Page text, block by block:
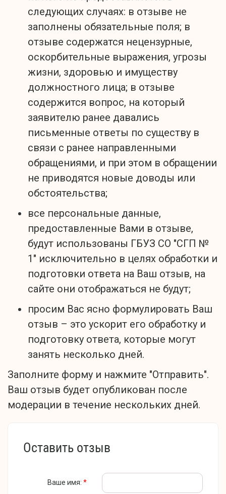
следующих случаях: в отзыве не
заполнены обязательные поля; в
отзыве содержатся нецензурные,
оскорбительные выражения, угрозы
жизни, здоровью и имуществу
должностного лица; в отзыве
содержится вопрос, на который
заявителю ранее давались
письменные ответы по существу в
связи с ранее направленными
обращениями, и при этом в обращении
не приводятся новые доводы или
обстоятельства;
все персональные данные,
предоставленные Вами в отзыве,
будут использованы ГБУЗ СО "СГП №
1" исключительно в целях обработки и
подготовки ответа на Ваш отзыв, на
сайте они отображаться не будут;
просим Вас ясно формулировать Ваш
отзыв – это ускорит его обработку и
подготовку ответа, которые могут
занять несколько дней.
Заполните форму и нажмите "Отправить".
Ваш отзыв будет опубликован после
модерации в течение нескольких дней.
Оставить отзыв
Ваше имя: *